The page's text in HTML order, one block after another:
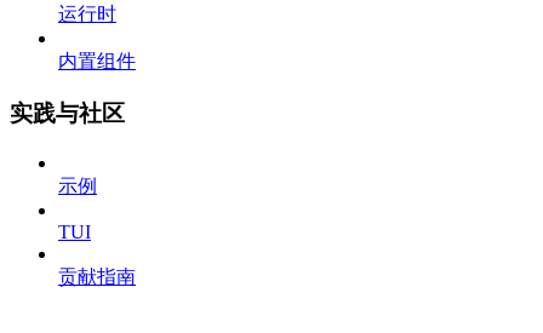
运行时
内置组件
实践与社区
示例
TUI
贡献指南